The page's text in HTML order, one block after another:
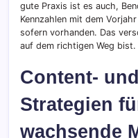
gute Praxis ist es auch,
Kennzahlen mit dem
sofern vorhanden. Das
auf dem richtigen Weg bist.
Content-
Strategien
wachsende